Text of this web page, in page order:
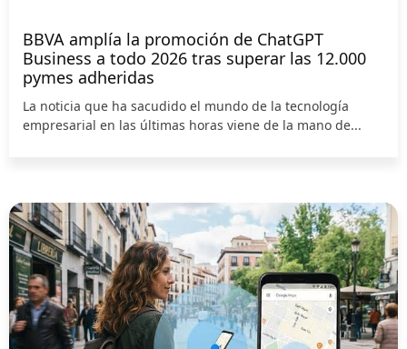
BBVA amplía la promoción de ChatGPT
Business a todo 2026 tras superar las 12.000
pymes adheridas
La noticia que ha sacudido el mundo de la tecnología
empresarial en las últimas horas viene de la mano de...